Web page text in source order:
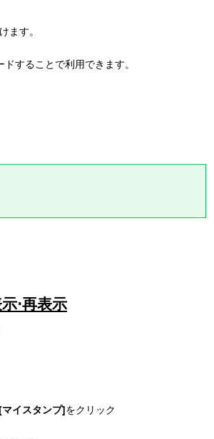
ます。
することで利用できます。
⋅再表示
[マイスタンプ]をクリック